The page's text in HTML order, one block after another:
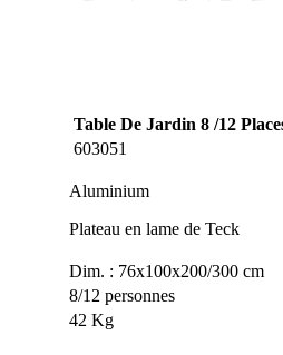
Table De Jardin 8 /12
603051
Aluminium
Plateau en lame de Teck
Dim. : 76x100x200/300 cm
8/12 personnes
42 Kg